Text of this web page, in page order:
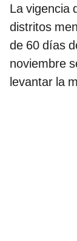
La vigencia
distritos
de 60 días
noviembre
levantar la